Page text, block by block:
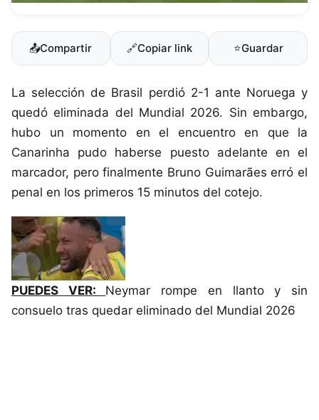
📤Compartir 🔗Copiar link ⭐Guardar
La selección de Brasil perdió 2-1 ante Noruega y
quedó eliminada del Mundial 2026. Sin embargo,
hubo un momento en el encuentro en que la
Canarinha pudo haberse puesto adelante en el
marcador, pero finalmente Bruno Guimarães erró el
penal en los primeros 15 minutos del cotejo.
PUEDES VER: Neymar rompe en llanto y sin
consuelo tras quedar eliminado del Mundial 2026